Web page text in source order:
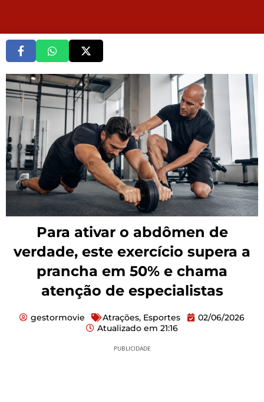
Para ativar o abdômen de
verdade, este exercício supera a
prancha em 50% e chama
atenção de especialistas
gestormovie Atrações, Esportes
02/06/2026
Atualizado em 21:16
PUBLICIDADE